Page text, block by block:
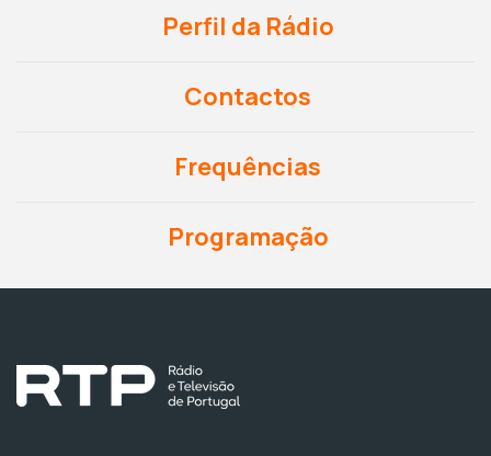
Perfil da Rádio
Contactos
Frequências
Programação